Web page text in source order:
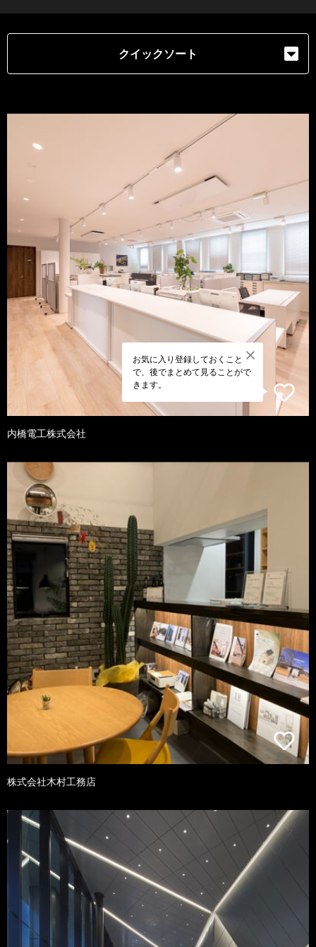
クイックソート
お気に入り登録しておくこと
で、後でまとめて見ることがで
きます。
内橋電工株式会社
株式会社木村工務店